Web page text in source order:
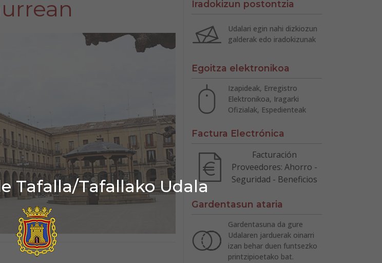
Tafalla/Tafallako Udala
Iradokizun postontzia
Udalari egin nahi dizkiozun
galderak edo iradokizunak
Egoitza elektronikoa
Izapideak, Erregistro
Elektronikoa, Iragarki
Ofizialak, Espedienteak
Factura Electrónica
Facturación
Proveedores: Ahorro -
Seguridad - Beneficios
Gardentasun ataria
Gardentasuna da gure
Udalaren jarduerak oinarri
izan behar duen funtsezko
printzipioetako bat.